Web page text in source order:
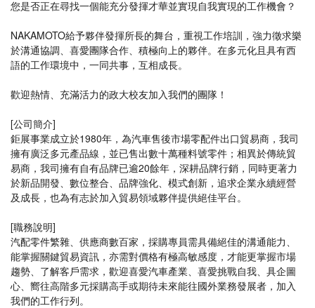
您是否正在尋找一個能充分發揮才華並實現自我實現的工作機會？
NAKAMOTO給予夥伴發揮所長的舞台，重視工作培訓，強力徵求樂
於溝通協調、喜愛團隊合作、積極向上的夥伴。在多元化且具有西
語的工作環境中，一同共事，互相成長。
歡迎熱情、充滿活力的政大校友加入我們的團隊！
[公司簡介]
鉅展事業成立於1980年，為汽車售後市場零配件出口貿易商，我司
擁有廣泛多元產品線，並已售出數十萬種料號零件；相異於傳統貿
易商，我司擁有自有品牌已逾20餘年，深耕品牌行銷，同時更著力
於新品開發、數位整合、品牌強化、模式創新，追求企業永續經營
及成長，也為有志於加入貿易領域夥伴提供絕佳平台。
[職務說明]
汽配零件繁雜、供應商數百家，採購專員需具備絕佳的溝通能力、
能掌握關鍵貿易資訊，亦需對價格有極高敏感度，才能更掌握市場
趨勢、了解客戶需求，歡迎喜愛汽車產業、喜愛挑戰自我、具企圖
心、嚮往高階多元採購高手或期待未來能往國外業務發展者，加入
我們的工作行列。